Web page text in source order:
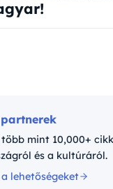
több mint 10,000+
és a kultúráról.
lehetőségeket